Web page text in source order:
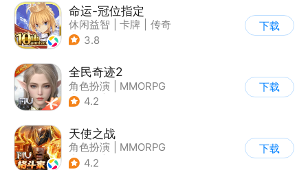
命运-冠位指定
休闲益智 卡牌
传奇
| 命运
3.8
下载
全民奇迹2
角色扮演
MMORPG
| 奇幻
4.2
下载
天使之战
角色扮演
MMORPG
| 奇迹
4.2
下载